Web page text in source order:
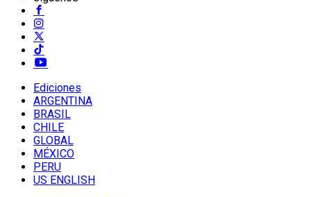
Ediciones
ARGENTINA
BRASIL
CHILE
GLOBAL
MÉXICO
PERU
US ENGLISH